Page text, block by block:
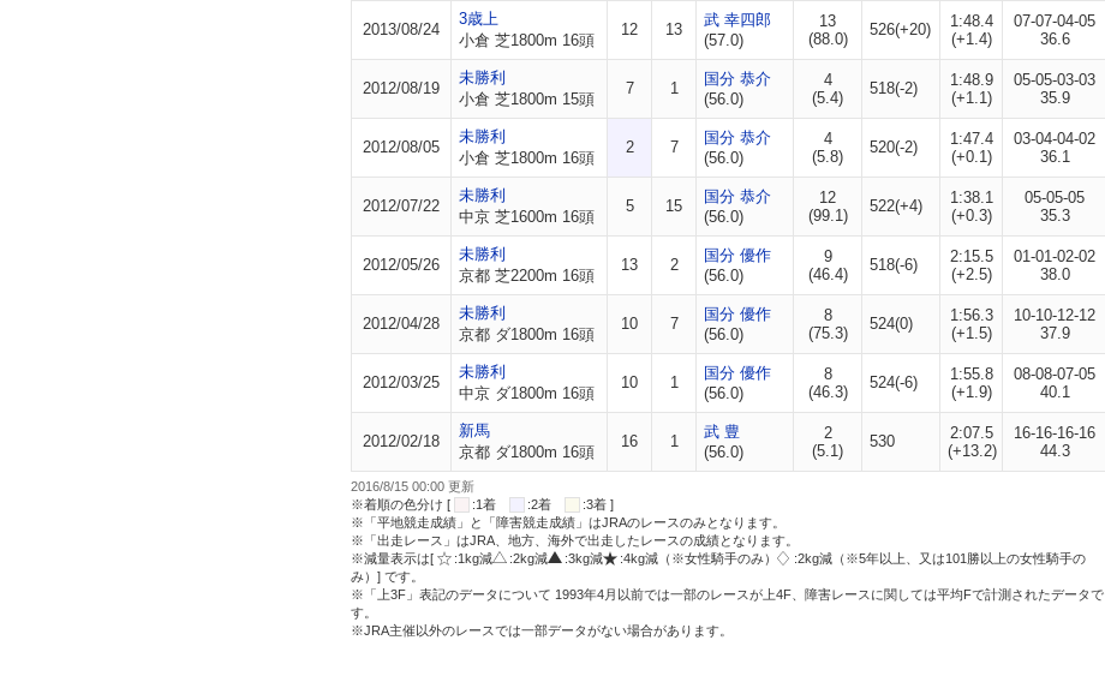
2013/08/24
3歳上
小倉 芝1800m 16頭
12 13
武 幸四郎
(57.0)
13
(88.0)
526(+20)
1:48.4
(+1.4)
07-07-04-05
36.6
2012/08/19
未勝利
小倉 芝1800m 15頭
7 1
国分 恭介
(56.0)
4
(5.4)
518(-2)
1:48.9
(+1.1)
05-05-03-03
35.9
2012/08/05
未勝利
小倉 芝1800m 16頭
2 7
国分 恭介
(56.0)
4
(5.8)
520(-2)
1:47.4
(+0.1)
03-04-04-02
36.1
2012/07/22
未勝利
中京 芝1600m 16頭
5 15
国分 恭介
(56.0)
12
(99.1)
522(+4)
1:38.1
(+0.3)
05-05-05
35.3
2012/05/26
未勝利
京都 芝2200m 16頭
13 2
国分 優作
(56.0)
9
(46.4)
518(-6)
2:15.5
(+2.5)
01-01-02-02
38.0
2012/04/28
未勝利
京都 ダ1800m 16頭
10 7
国分 優作
(56.0)
8
(75.3)
524(0)
1:56.3
(+1.5)
10-10-12-12
37.9
2012/03/25
未勝利
中京 ダ1800m 16頭
10 1
国分 優作
(56.0)
8
(46.3)
524(-6)
1:55.8
(+1.9)
08-08-07-05
40.1
2012/02/18
新馬
京都 ダ1800m 16頭
16 1
武 豊
(56.0)
2
(5.1)
530
2:07.5
(+13.2)
16-16-16-16
44.3
2016/8/15 00:00 更新
※着順の色分け [
:1着 :2着
:3着 ]
※「平地競走成績」と「障害競走成績」はJRAのレースのみとなります。
※「出走レース」はJRA、地方、海外で出走したレースの成績となります。
※減量表示は[
:1kg減 :2kg減 :3kg減 :4kg減（※女性騎手のみ）
:2kg減（※5年以上、又は101勝以上の女性騎手の
み）] です。
※「上3F」表記のデータについて 1993年4月以前では一部のレースが上4F、障害レースに関しては平均Fで計測されたデータで
す。
※JRA主催以外のレースでは一部データがない場合があります。